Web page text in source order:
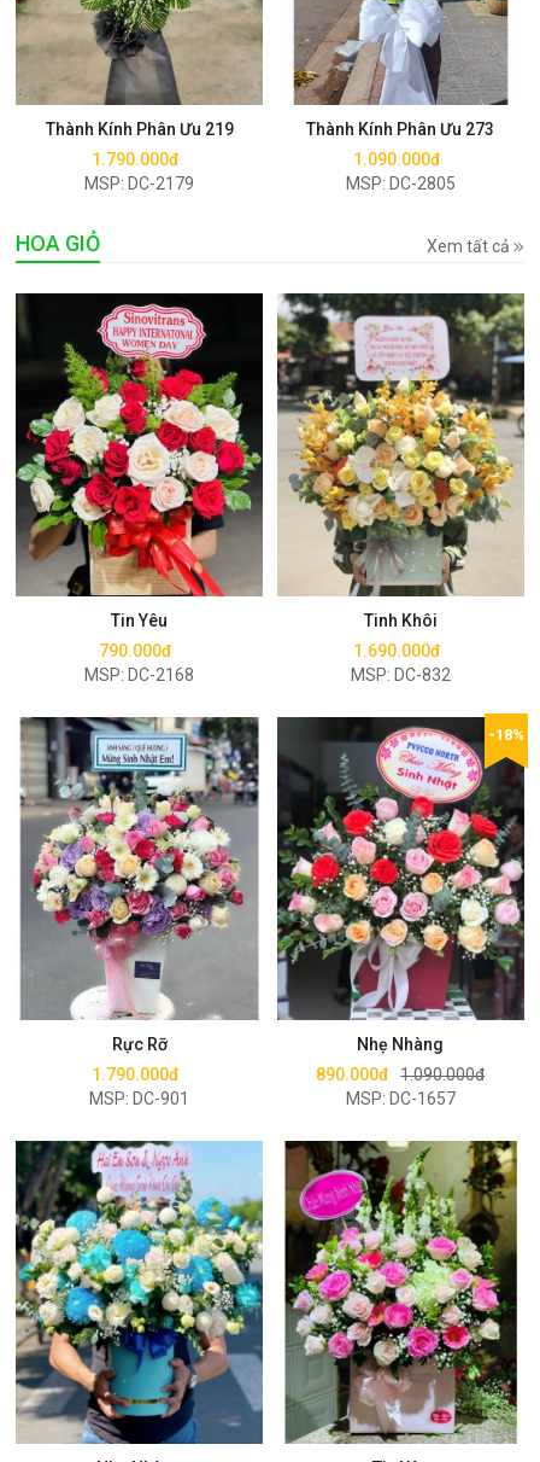
Thành Kính Phân Ưu 219
1.790.000đ
MSP: DC-2179
Mua ngay
Thành Kính Phân Ưu 273
1.090.000đ
MSP: DC-2805
Mua ngay
HOA GIỎ Xem tất cả
Tin Yêu
790.000đ
MSP: DC-2168
Mua ngay
Tinh Khôi
1.690.000đ
MSP: DC-832
Mua ngay
Rực Rỡ
1.790.000đ
MSP: DC-901
Mua ngay
Nhẹ Nhàng
890.000đ 1.090.000đ
MSP: DC-1657
-18%
Mua ngay
Mua ngay Mua ngay